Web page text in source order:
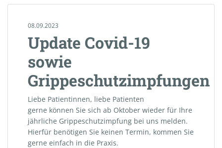
08.09.2023
Update Covid-19
sowie
Grippeschutzimpfungen
Liebe Patientinnen, liebe Patienten
gerne können Sie sich ab Oktober wieder für Ihre
jährliche Grippeschutzimpfung bei uns melden.
Hierfür benötigen Sie keinen Termin, kommen Sie
gerne einfach in die Praxis.